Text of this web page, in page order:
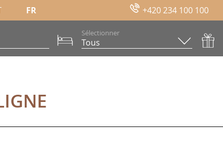
+420 234 100 100
FR
Sélectionner